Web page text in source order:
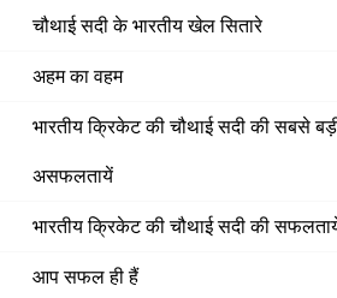
चौथाई सदी के भारतीय खेल सितारे
अहम का वहम
भारतीय क्रिकेट की चौथाई सदी की सबसे
असफलतायें
भारतीय क्रिकेट की चौथाई सदी की
आप सफल ही हैं